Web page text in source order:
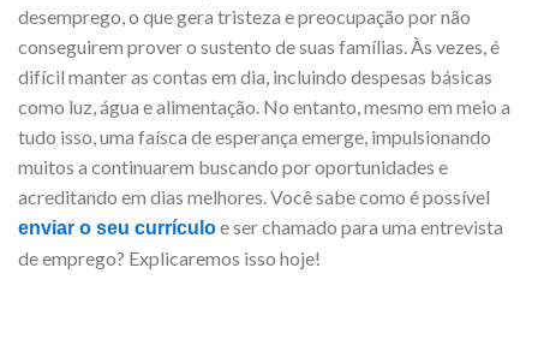
desemprego, o que gera tristeza e preocupação por não
conseguirem prover o sustento de suas famílias. Às vezes, é
difícil manter as contas em dia, incluindo despesas básicas
como luz, água e alimentação. No entanto, mesmo em meio a
tudo isso, uma faísca de esperança emerge, impulsionando
muitos a continuarem buscando por oportunidades e
acreditando em dias melhores. Você sabe como é possível
enviar o seu currículoe ser chamado para uma entrevista
de emprego? Explicaremos isso hoje!